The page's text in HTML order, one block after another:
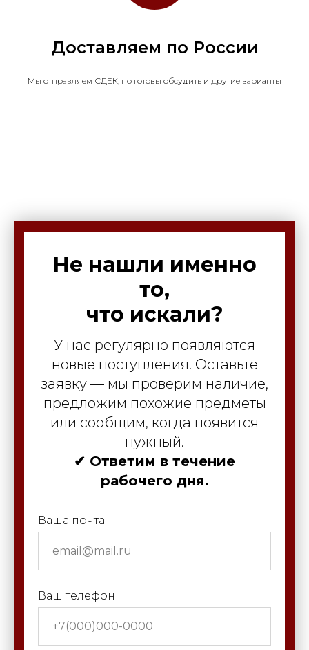
Доставляем по России
Мы отправляем СДЕК, но готовы обсудить и другие варианты
Не нашли именно
то,
что искали?
У нас регулярно появляются
новые поступления. Оставьте
заявку — мы проверим наличие,
предложим похожие предметы
или сообщим, когда появится
нужный.
✔ Ответим в течение
рабочего дня.
Ваша почта
Ваш телефон